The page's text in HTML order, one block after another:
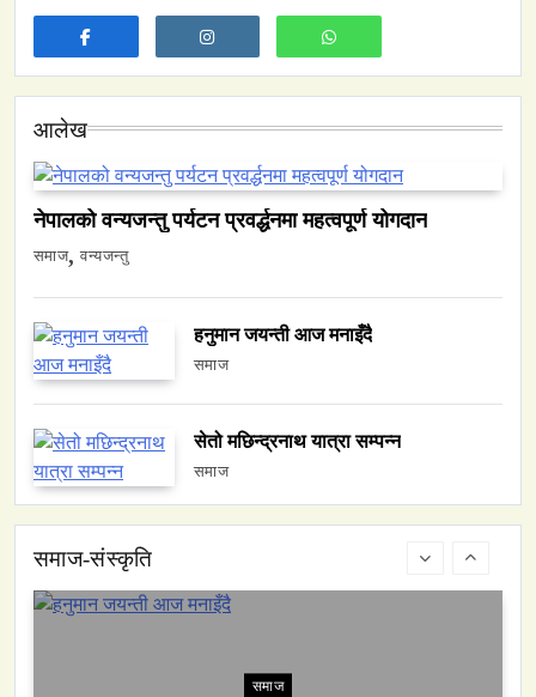
आलेख
नेपालको वन्यजन्तु पर्यटन प्रवर्द्धनमा महत्वपूर्ण योगदान
समाज वन्यजन्तु
हनुमान जयन्ती आज मनाइँदै
समाज
सेतो मछिन्द्रनाथ यात्रा सम्पन्न
समाज
समाज-संस्कृति
वन्यजन्तु वातावरण
नेपालको वन्यजन्तु पर्यटन प्रवर्द्धनमा महत्वपूर्ण योगदान
हनुमान जयन्ती आज मनाइँदै
May 27, 2026
समाज